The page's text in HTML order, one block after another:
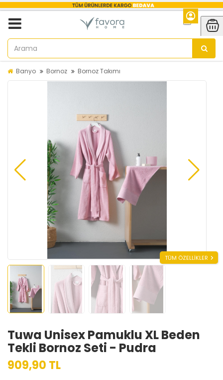
Banyo Bornoz Bornoz Takımı
TÜM ÖZELLİKLER
Tuwa Unisex Pamuklu XL Beden
Tekli Bornoz Seti - Pudra
909,90 TL